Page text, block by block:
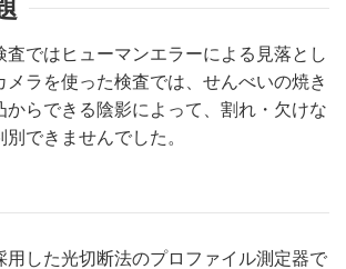
査ではヒューマンエラーによる見落とし
メラを使った検査では、せんべいの焼き
からできる陰影によって、割れ・欠けな
できませんでした。
用した光切断法のプロファイル測定器で